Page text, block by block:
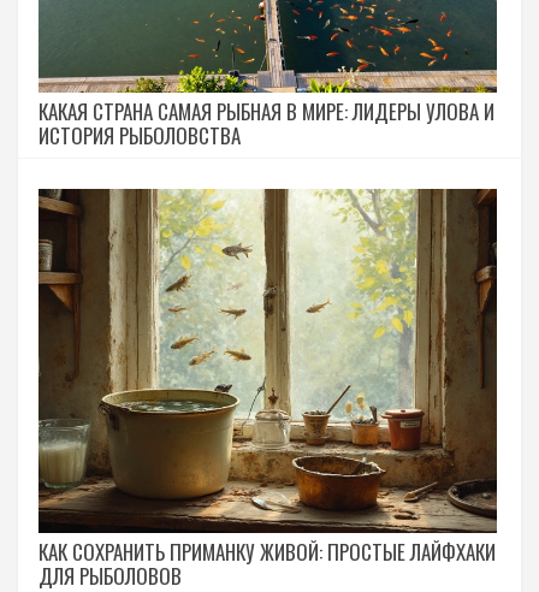
КАКАЯ СТРАНА САМАЯ РЫБНАЯ В МИРЕ: ЛИДЕРЫ УЛОВА И
ИСТОРИЯ РЫБОЛОВСТВА
КАК СОХРАНИТЬ ПРИМАНКУ ЖИВОЙ: ПРОСТЫЕ ЛАЙФХАКИ
ДЛЯ РЫБОЛОВОВ